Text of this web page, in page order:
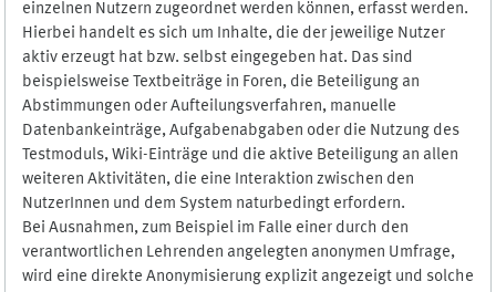
einzelnen Nutzern zugeordnet werden können, erfasst werden.
Hierbei handelt es sich um Inhalte, die der jeweilige Nutzer
aktiv erzeugt hat bzw. selbst eingegeben hat. Das sind
beispielsweise Textbeiträge in Foren, die Beteiligung an
Abstimmungen oder Aufteilungsverfahren, manuelle
Datenbankeinträge, Aufgabenabgaben oder die Nutzung des
Testmoduls, Wiki-Einträge und die aktive Beteiligung an allen
weiteren Aktivitäten, die eine Interaktion zwischen den
NutzerInnen und dem System naturbedingt erfordern.
Bei Ausnahmen, zum Beispiel im Falle einer durch den
verantwortlichen Lehrenden angelegten anonymen Umfrage,
wird eine direkte Anonymisierung explizit angezeigt und solche